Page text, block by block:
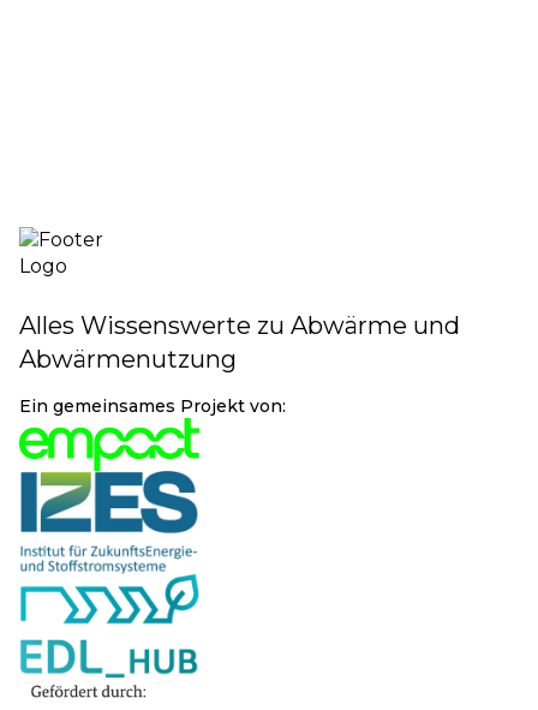
Alles Wissenswerte zu Abwärme und
Abwärmenutzung
Ein gemeinsames Projekt von: